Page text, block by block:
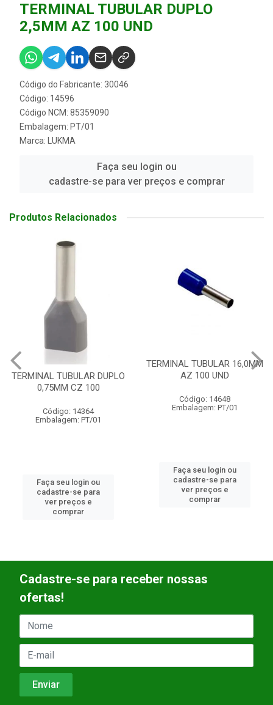
TERMINAL TUBULAR DUPLO
2,5MM AZ 100 UND
Código do Fabricante: 30046
Código: 14596
Código NCM: 85359090
Embalagem: PT/01
Marca: LUKMA
Faça seu login ou
cadastre-se para ver preços e comprar
Produtos Relacionados
TERMINAL TUBULAR DUPLO
0,75MM CZ 100
Código: 14364
Embalagem: PT/01
Faça seu login ou
cadastre-se para
ver preços e
comprar
TERMINAL TUBULAR 16,0MM
AZ 100 UND
Código: 14648
Embalagem: PT/01
Faça seu login ou
cadastre-se para
ver preços e
comprar
Cadastre-se para receber nossas
ofertas!